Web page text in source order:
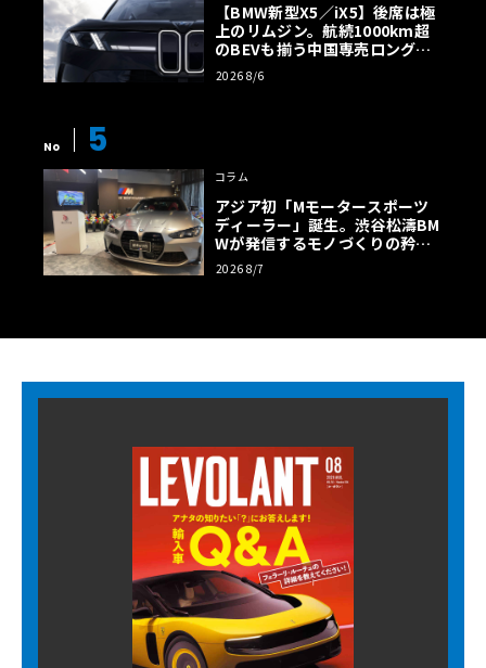
【BMW新型X5／iX5】後席は極
上のリムジン。航続1000km超
のBEVも揃う中国専売ロング仕
様の全貌
2026 8/6
No 5
コラム
アジア初「Mモータースポーツ
ディーラー」誕生。渋谷松濤BM
Wが発信するモノづくりの矜持
【木下隆之コラム】
2026 8/7